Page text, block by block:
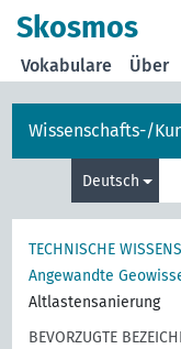
Skosmos
Vokabulare Über
Wissenschafts-/
Deutsch
TECHNISCHE
Angewandte
Altlastensanierung
BEVORZUGTE